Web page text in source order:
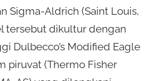
Sigma-Aldrich (Saint Louis,
tersebut dikultur dengan
Dulbecco’s Modified Eagle
piruvat (Thermo Fisher